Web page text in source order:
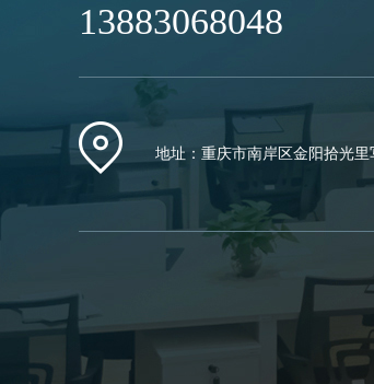
13883068048
地址：重庆市南岸区金阳拾光里